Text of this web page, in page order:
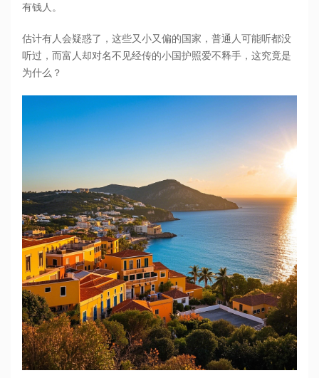
有钱人。
估计有人会疑惑了，这些又小又偏的国家，普通人可能听都没
听过，而富人却对名不见经传的小国护照爱不释手，这究竟是
为什么？